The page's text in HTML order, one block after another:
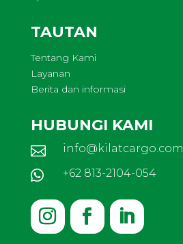
TAUTAN
Tentang Kami
Layanan
Berita dan informasi
HUBUNGI KAMI
 info@kilatcargo.com
 +62 813-2104-054